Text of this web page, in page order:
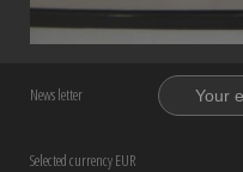
News letter
Selected currency EUR